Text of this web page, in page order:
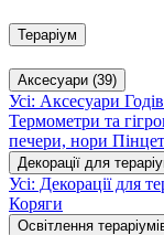
Тераріум
Аксесуари (39)
Усі: Аксесуари
Термометри та
печери, нори
Декорації для
Усі: Декорації для
Коряги
Освітлення